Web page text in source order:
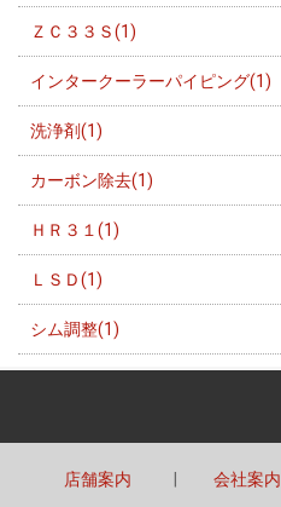
ＺＣ３３Ｓ(1)
インタークーラーパイピング(1)
洗浄剤(1)
カーボン除去(1)
ＨＲ３１(1)
ＬＳＤ(1)
シム調整(1)
店舗案内 会社案内